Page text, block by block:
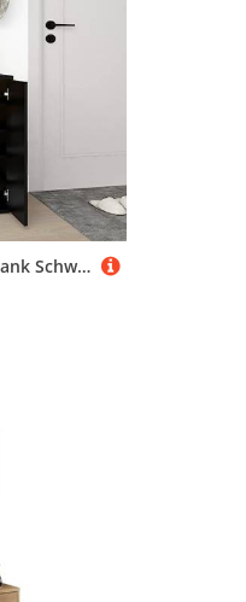
Sie sich in
Um gezielter zu
mit
und so gezielt
oder
Sollten Sie nicht
auch im
Schuhschränke
und
MOBCANT Schuhschrank Schwarz 32x35x70 cm Holzwerkstoff, Schuhständer Schuhkommode Schuhorganizer Schuhregal Geeignet für Wohnheim Flur Hotel Wohnzimmer